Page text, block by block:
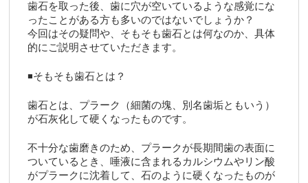
歯石を取った後、歯に穴が空いているような感覚にな
ったことがある方も多いのではないでしょうか？
今回はその疑問や、そもそも歯石とは何なのか、具体
的にご説明させていただきます。
◾️そもそも歯石とは？
歯石とは、プラーク（細菌の塊、別名歯垢ともいう）
が石灰化して硬くなったものです。
不十分な歯磨きのため、プラークが長期間歯の表面に
ついているとき、唾液に含まれるカルシウムやリン酸
がプラークに沈着して、石のように硬くなったものが